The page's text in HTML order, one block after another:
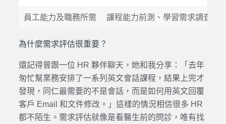
員工能力及職務所需 課程能力前測、學習需求調查
為什麼需求評估很重要？
還記得曾跟一位 HR 夥伴聊天，她和我分享：「去年
匆忙幫業務安排了一系列英文會話課程，結果上完才
發現，同仁最需要的不是會話，而是如何用英文回覆
客戶 Email 和文件修改。」這樣的情況相信很多 HR
都不陌生。需求評估就像是看醫生前的問診，唯有找